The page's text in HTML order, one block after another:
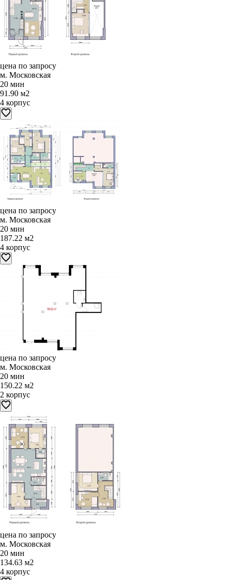
цена по запросу
м. Московская
20 мин
91.90 м2
4 корпус
цена по запросу
м. Московская
20 мин
187.22 м2
4 корпус
цена по запросу
м. Московская
20 мин
150.22 м2
2 корпус
цена по запросу
м. Московская
20 мин
134.63 м2
4 корпус